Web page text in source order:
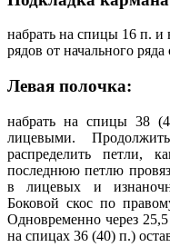
набрать на спицы 16 п. и
рядов от начального ряда
Левая полочка:
набрать на спицы 38
лицевыми.
распределить
последнюю петлю
в лицевых и
Боковой скос по
Одновременно через
на спицах 36 (40) п.)